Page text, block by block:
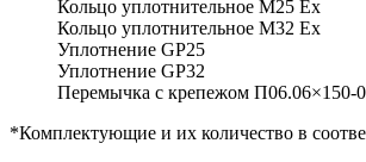
Кольцо уплотнительное М25 Ex
Кольцо уплотнительное М32 Ex
Уплотнение GP25
Уплотнение GP32
Перемычка с крепежом П06.06×150-
*Комплектующие и их количество в